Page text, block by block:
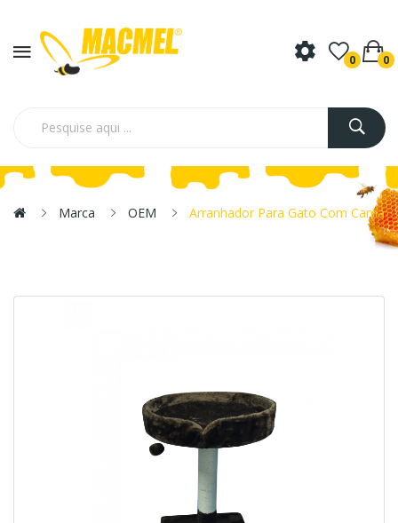
0 0
Marca OEM Arranhador Para Gato Com Cama